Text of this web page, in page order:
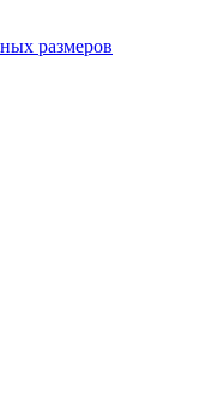
размеров